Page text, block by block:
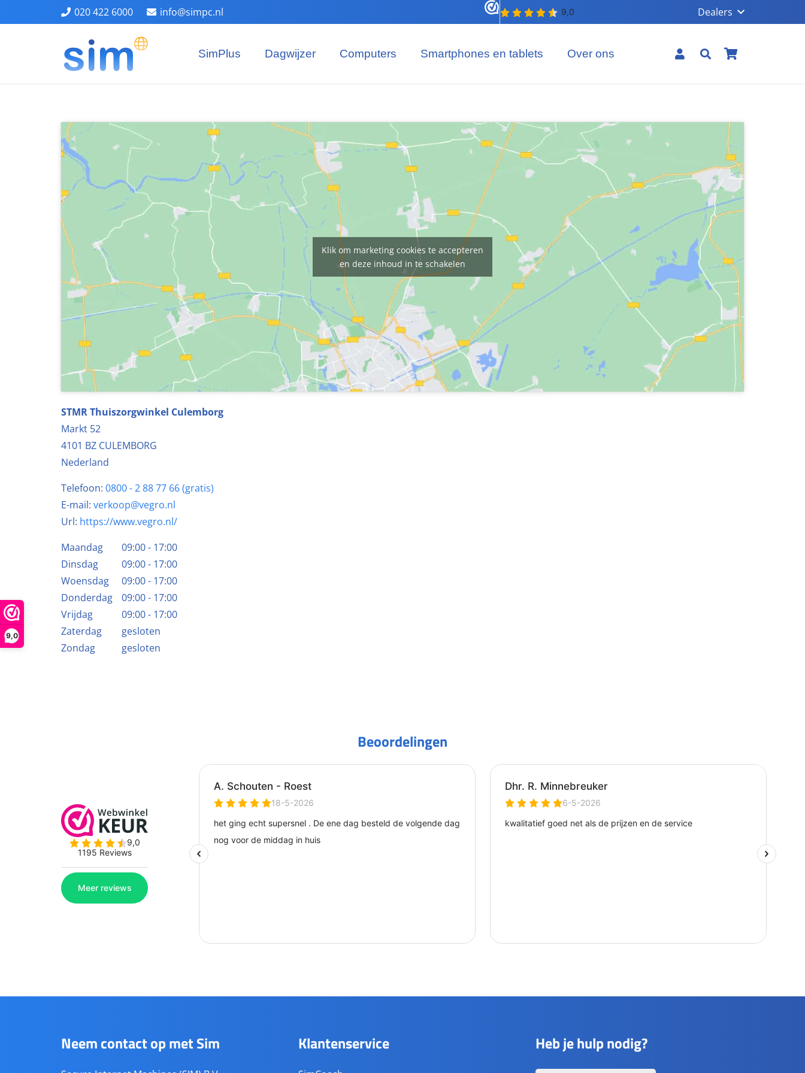
9,0
020 422 6000 info@simpc.nl Dealers
SimPlus Dagwijzer Computers Smartphones en tablets Over ons
Klik om marketing cookies te accepteren
en deze inhoud in te schakelen
STMR Thuiszorgwinkel Culemborg
Markt 52
4101 BZ CULEMBORG
Nederland
Telefoon: 0800 - 2 88 77 66 (gratis)
E-mail: verkoop@vegro.nl
Url: https://www.vegro.nl/
Maandag
09:00 - 17:00
Dinsdag
09:00 - 17:00
Woensdag
09:00 - 17:00
Donderdag
09:00 - 17:00
Vrijdag
09:00 - 17:00
Zaterdag
gesloten
Zondag
gesloten
Beoordelingen
Neem contact op met Sim Klantenservice Heb je hulp nodig?